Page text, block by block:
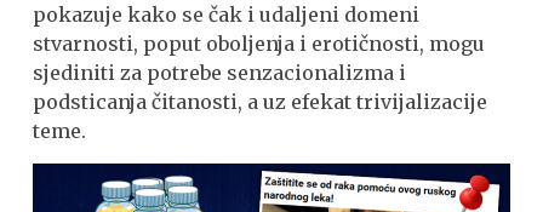
pokazuje kako se čak i udaljeni domeni
stvarnosti, poput oboljenja i erotičnosti, mogu
sjediniti za potrebe senzacionalizma i
podsticanja čitanosti, a uz efekat trivijalizacije
teme.